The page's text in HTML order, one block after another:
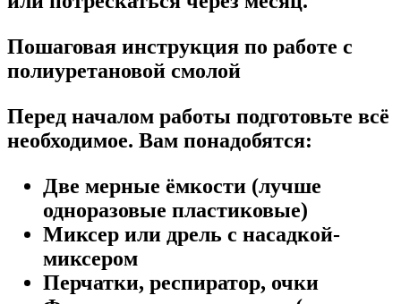
Пошаговая инструкция по работе с
полиуретановой смолой
Перед началом работы подготовьте всё
необходимое. Вам понадобятся:
Две мерные ёмкости (лучше
одноразовые пластиковые)
Миксер или дрель с насадкой-
миксером
Перчатки, респиратор, очки